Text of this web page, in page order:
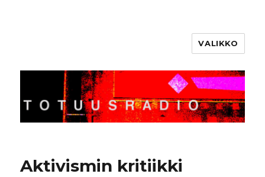
VALIKKO
Aktivismin kritiikki